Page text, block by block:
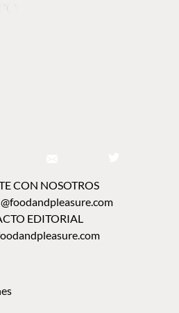
CON NOSOTROS
EDITORIAL